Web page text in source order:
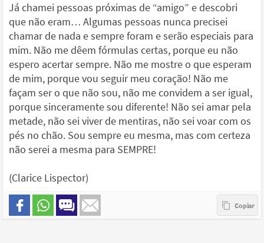
Já chamei pessoas próximas de “amigo” e descobri
que não eram… Algumas pessoas nunca precisei
chamar de nada e sempre foram e serão especiais para
mim. Não me dêem fórmulas certas, porque eu não
espero acertar sempre. Não me mostre o que esperam
de mim, porque vou seguir meu coração! Não me
façam ser o que não sou, não me convidem a ser igual,
porque sinceramente sou diferente! Não sei amar pela
metade, não sei viver de mentiras, não sei voar com os
pés no chão. Sou sempre eu mesma, mas com certeza
não serei a mesma para SEMPRE!
(Clarice Lispector)